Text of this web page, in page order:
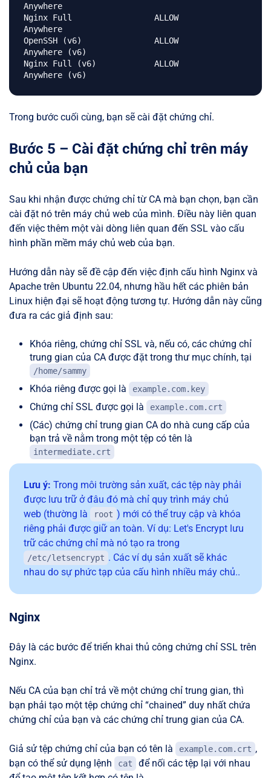
Anywhere
Nginx Full                 ALLOW
Anywhere
OpenSSH (v6)               ALLOW
Anywhere (v6)
Nginx Full (v6)            ALLOW
Trong bước cuối cùng, bạn sẽ cài đặt chứng chỉ.
Bước 5 – Cài đặt chứng chỉ trên máy
chủ của bạn
Sau khi nhận được chứng chỉ từ CA mà bạn chọn, bạn cần
cài đặt nó trên máy chủ web của mình. Điều này liên quan
đến việc thêm một vài dòng liên quan đến SSL vào cấu
hình phần mềm máy chủ web của bạn.
Hướng dẫn này sẽ đề cập đến việc định cấu hình Nginx và
Apache trên Ubuntu 22.04, nhưng hầu hết các phiên bản
Linux hiện đại sẽ hoạt động tương tự. Hướng dẫn này cũng
đưa ra các giả định sau:
Khóa riêng, chứng chỉ SSL và, nếu có, các chứng chỉ
trung gian của CA được đặt trong thư mục chính, tại
/home/sammy
Khóa riêng được gọi là example.com.key
Chứng chỉ SSL được gọi là example.com.crt
(Các) chứng chỉ trung gian CA do nhà cung cấp của
bạn trả về nằm trong một tệp có tên là
intermediate.crt
Lưu ý: Trong môi trường sản xuất, các tệp này phải
được lưu trữ ở đâu đó mà chỉ quy trình máy chủ
web (thường là
root ) mới có thể truy cập và khóa
riêng phải được giữ an toàn. Ví dụ: Let's Encrypt lưu
trữ các chứng chỉ mà nó tạo ra trong
/etc/letsencrypt . Các ví dụ sản xuất sẽ khác
nhau do sự phức tạp của cấu hình nhiều máy chủ..
Nginx
Đây là các bước để triển khai thủ công chứng chỉ SSL trên
Nginx.
Nếu CA của bạn chỉ trả về một chứng chỉ trung gian, thì
bạn phải tạo một tệp chứng chỉ “chained” duy nhất chứa
chứng chỉ của bạn và các chứng chỉ trung gian của CA.
Giả sử tệp chứng chỉ của bạn có tên là example.com.crt ,
bạn có thể sử dụng lệnh
cat
để nối các tệp lại với nhau